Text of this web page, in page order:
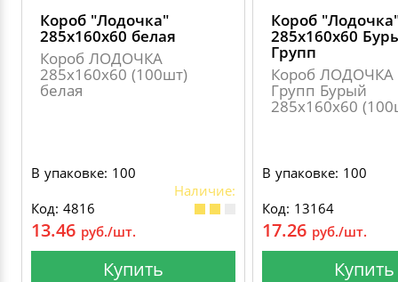
Короб "Лодочка"
285х160х60 белая
Короб ЛОДОЧКА
285х160х60 (100шт)
белая
В упаковке: 100
Наличие:
Код: 4816
13.46 руб./шт.
Купить
Короб
285х160х60
Групп
Короб ЛОДОЧКА
Групп Бурый
285х160х60
В упаковке: 100
Код: 13164
17.26 руб./шт.
Купить